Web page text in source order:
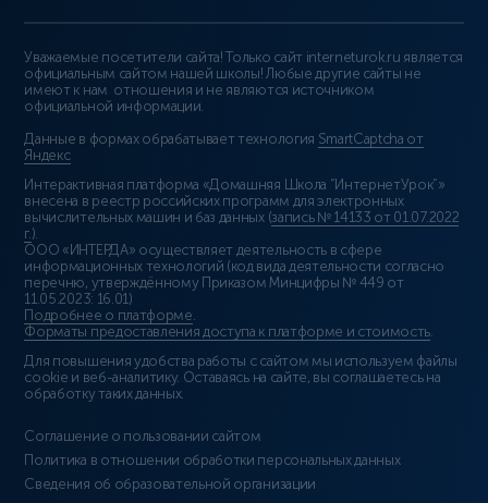
Уважаемые посетители сайта! Только сайт interneturok.ru является
официальным сайтом нашей школы! Любые другие сайты не
имеют к нам отношения и не являются источником
официальной информации.
Данные в формах обрабатывает технология SmartCaptcha от
Яндекс
Интерактивная платформа «Домашняя Школа “ИнтернетУрок”»
внесена в реестр российских программ для электронных
вычислительных машин и баз данных (запись № 14133 от 01.07.2022
г. ).
ООО «ИНТЕРДА» осуществляет деятельность в сфере
информационных технологий (код вида деятельности согласно
перечню, утверждённому Приказом Минцифры № 449 от
11.05.2023: 16.01)
Подробнее о платформе
Форматы предоставления доступа к платформе и стоимость
Для повышения удобства работы с сайтом мы используем файлы
cookie и веб-аналитику. Оставаясь на сайте, вы соглашаетесь на
обработку таких данных.
Соглашение о пользовании сайтом
Политика в отношении обработки персональных данных
Сведения об образовательной организации